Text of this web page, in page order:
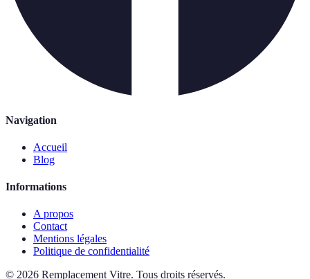
Navigation
Accueil
Blog
Informations
A propos
Contact
Mentions légales
Politique de confidentialité
© 2026 Remplacement Vitre. Tous droits réservés.